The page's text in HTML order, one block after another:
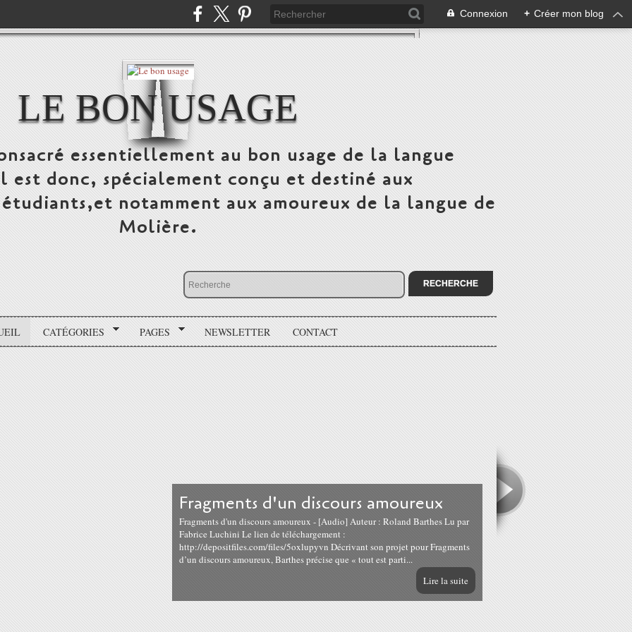
Connexion + Créer mon blog
LE BON USAGE
essentiellement au bon usage de la langue
est donc, spécialement conçu et destiné aux
notamment aux amoureux de la langue de
Molière.
CATÉGORIES PAGES NEWSLETTER CONTACT
Fragments d'un discours amoureux
Fragments d'un discours amoureux - [Audio] Auteur : Roland Barthes Lu par
Fabrice Luchini Le lien de téléchargement :
http://depositfiles.com/files/5oxlupyvn Décrivant son projet pour Fragments
d’un discours amoureux, Barthes précise que « tout est parti...
Lire la suite